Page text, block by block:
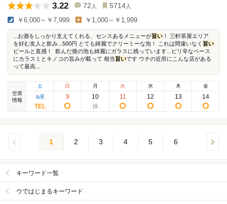
3.22 72 人 5714 人
￥6,000～￥7,999 ￥1,000～￥1,999
...お酒をしっかり支えてくれる、センスあるメニューが旨い ！ 三軒茶屋エリア
を好む友人と飲み...500円 とても綺麗でクリーミーな泡！ これは間違いなく 旨い
ビールと直感！ 飲んだ後の泡も綺麗にガラスに残っています...ピリ辛なベース
にカラスミとキノコの旨みが載って 相当旨いです ウチの近所にこんな店がある
って最高...
空席
情報
土
8/8
日
9
月
10
火
11
水
12
木
13
金
14
1 2 3 4 5 6
キーワード一覧
ウではじまるキーワード